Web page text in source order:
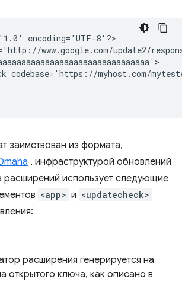
encoding='UTF-8'?>
www.google.com/update2/
codebase='https://myhost.com/
заимствован из формата,
, инфраструктурой обновлений
расширений использует следующие
<app> и <updatecheck>
расширения генерируется на
открытого ключа, как описано в